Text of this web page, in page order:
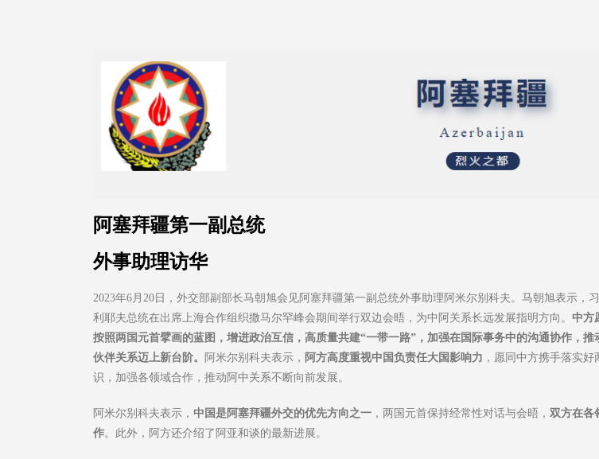
阿塞拜疆第一副总统
外事助理访华
2023年6月20日，外交部副部长马朝旭会见阿塞拜疆第一副总统外事助理阿米尔别科夫。马朝旭表示，
利耶夫总统在出席上海合作组织撒马尔罕峰会期间举行双边会晤，为中阿关系长远发展指明方向。 中方
按照两国元首擘画的蓝图，增进政治互信，高质量共建“一带一路”，加强在国际事务中的沟通协作，推
伙伴关系迈上新台阶。
阿米尔别科夫表示， 阿方高度重视中国负责任大国影响力 ，愿同中方携手落实
识，加强各领域合作，推动阿中关系不断向前发展。
阿米尔别科夫表示， 中国是阿塞拜疆外交的优先方向之一 ，两国元首保持经常性对话与会晤， 双方在各
作。此外，阿方还介绍了阿亚和谈的最新进展。